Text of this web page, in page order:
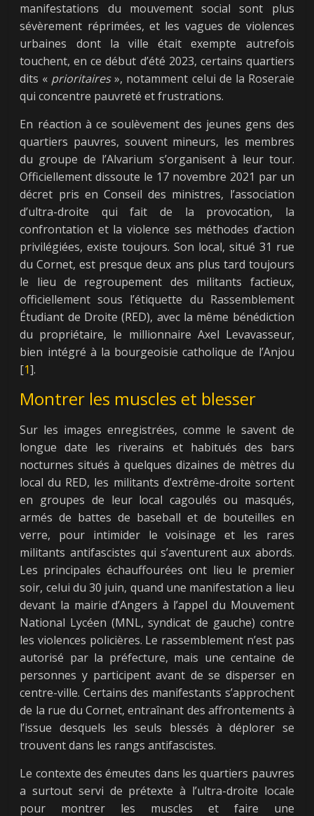
manifestations du mouvement social sont plus
sévèrement réprimées, et les vagues de violences
urbaines dont la ville était exempte autrefois
touchent, en ce début d’été 2023, certains quartiers
dits « prioritaires», notamment celui de la Roseraie
qui concentre pauvreté et frustrations.
En réaction à ce soulèvement des jeunes gens des
quartiers pauvres, souvent mineurs, les membres
du groupe de l’Alvarium s’organisent à leur tour.
Officiellement dissoute le 17 novembre 2021 par un
décret pris en Conseil des ministres, l’association
d’ultra-droite qui fait de la provocation, la
confrontation et la violence ses méthodes d’action
privilégiées, existe toujours. Son local, situé 31 rue
du Cornet, est presque deux ans plus tard toujours
le lieu de regroupement des militants factieux,
officiellement sous l’étiquette du Rassemblement
Étudiant de Droite (RED), avec la même bénédiction
du propriétaire, le millionnaire Axel Levavasseur,
bien intégré à la bourgeoisie catholique de l’Anjou
[1].
Montrer les muscles et blesser
Sur les images enregistrées, comme le savent de
longue date les riverains et habitués des bars
nocturnes situés à quelques dizaines de mètres du
local du RED, les militants d’extrême-droite sortent
en groupes de leur local cagoulés ou masqués,
armés de battes de baseball et de bouteilles en
verre, pour intimider le voisinage et les rares
militants antifascistes qui s’aventurent aux abords.
Les principales échauffourées ont lieu le premier
soir, celui du 30 juin, quand une manifestation a lieu
devant la mairie d’Angers à l’appel du Mouvement
National Lycéen (MNL, syndicat de gauche) contre
les violences policières. Le rassemblement n’est pas
autorisé par la préfecture, mais une centaine de
personnes y participent avant de se disperser en
centre-ville. Certains des manifestants s’approchent
de la rue du Cornet, entraînant des affrontements à
l’issue desquels les seuls blessés à déplorer se
trouvent dans les rangs antifascistes.
Le contexte des émeutes dans les quartiers pauvres
a surtout servi de prétexte à l’ultra-droite locale
pour montrer les muscles et faire une